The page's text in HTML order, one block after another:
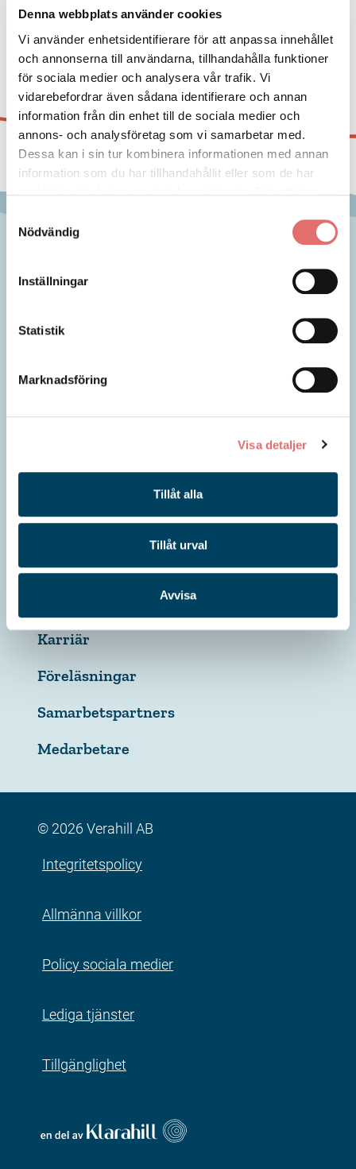
Denna webbplats använder cookies
Vi använder enhetsidentifierare för att anpassa innehållet
och annonserna till användarna, tillhandahålla funktioner
för sociala medier och analysera vår trafik. Vi
vidarebefordrar även sådana identifierare och annan
information från din enhet till de sociala medier och
annons- och analysföretag som vi samarbetar med.
Dessa kan i sin tur kombinera informationen med annan
information som du har tillhandahållit eller som de har
mer här.
Samtyckesval
Nödvändig
Inställningar
Statistik
Marknadsföring
Visa detaljer
Tillåt alla
Tillåt urval
Avvisa
Bodelning
Vårdnadstvist
Ordlista
Om Verahill
Karriär
Föreläsningar
Samarbetspartners
Medarbetare
© 2026 Verahill AB
Integritetspolicy
Allmänna villkor
Policy sociala medier
Lediga tjänster
Tillgänglighet